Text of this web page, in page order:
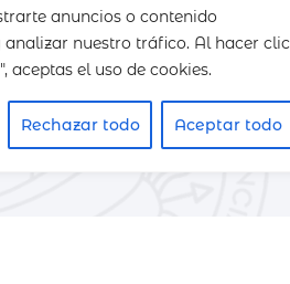
anuncios o contenido
analizar nuestro tráfico. Al hacer clic
aceptas el uso de cookies.
Rechazar todo Aceptar todo